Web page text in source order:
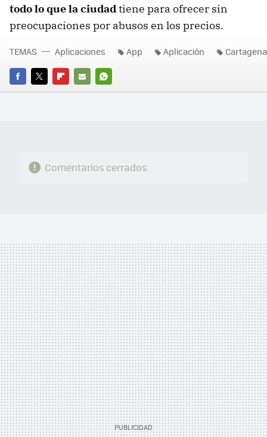
todo lo que la ciudadtiene para ofrecer sin
preocupaciones por abusos en los precios.
FACEBOOK
TWITTERFLIPBOARD
E-
WHATSAPP
TEMAS Aplicaciones App Aplicación Cartagena
Comentarios cerrados